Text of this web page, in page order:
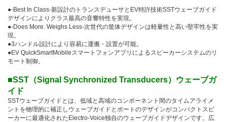
●-Best In Class-新設計のトランスデューサとEV特許技術SSTウェーブガイド
デザインによりクラス最高の音響特性を実現。
●-Does More. Weighs Less-次世代の筐体デザインは軽量性と高い堅牢性を実
現。
●3ハンドル設計により容易に運搬・設置が可能。
●EV QuickSmartMobileスマートフォンアプリによるスピーカーシステムのリ
モート制御。
■SST（Signal Synchronized Transducers）ウェーブガ
イド
SSTウェーブガイドとは、低域と高域のコンポーネント間のタイムアライメ
ントを物理的に補正しウェーブガイドとポートのデザインがコンパクトスピ
ーカーに最適化されたElectro-Voice独自のウェーブガイドデザインです。広